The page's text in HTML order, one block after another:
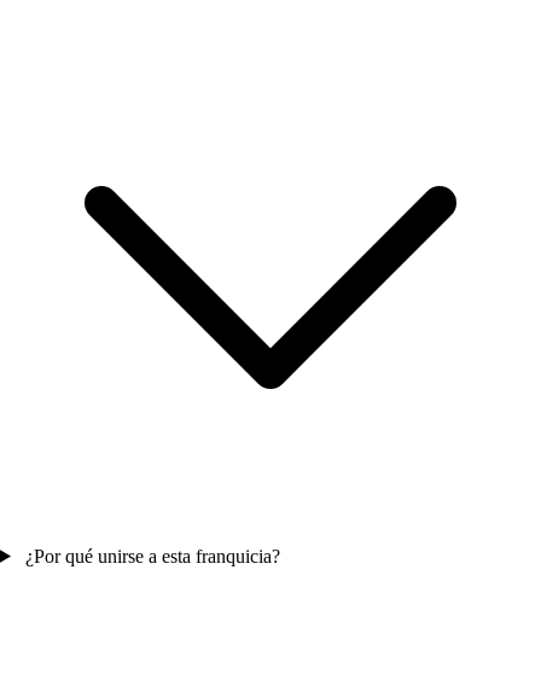
¿Por qué unirse a esta franquicia?